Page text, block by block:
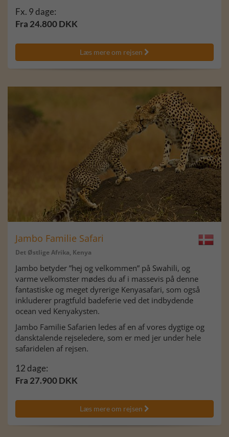
Fx. 9 dage:
Fra 24.800 DKK
Læs mere om rejsen 
Jambo Familie Safari
Det Østlige Afrika, Kenya
Jambo betyder ”hej og velkommen” på Swahili, og
varme velkomster mødes du af i massevis på denne
fantastiske og meget dyrerige Kenyasafari, som også
inkluderer pragtfuld badeferie ved det indbydende
ocean ved Kenyakysten.
Jambo Familie Safarien ledes af en af vores dygtige og
dansktalende rejseledere, som er med jer under hele
safaridelen af rejsen.
12 dage:
Fra 27.900 DKK
Læs mere om rejsen 